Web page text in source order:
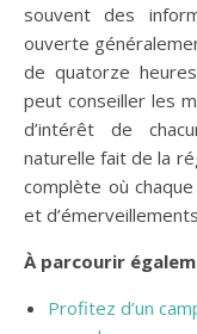
souvent des
ouverte
de quatorze
peut conseiller les
d’intérêt de
naturelle fait de la
complète où
et
À parcourir
Profitez d’un